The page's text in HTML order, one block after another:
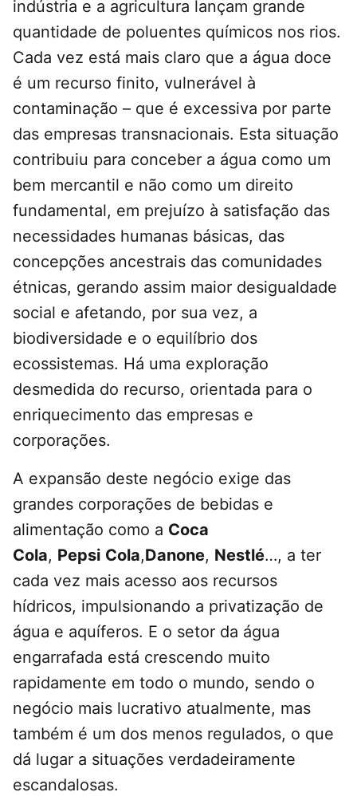
indústria e a agricultura lançam grande
quantidade de poluentes químicos nos rios.
Cada vez está mais claro que a água doce
é um recurso finito, vulnerável à
contaminação – que é excessiva por parte
das empresas transnacionais. Esta situação
contribuiu para conceber a água como um
bem mercantil e não como um direito
fundamental, em prejuízo à satisfação das
necessidades humanas básicas, das
concepções ancestrais das comunidades
étnicas, gerando assim maior desigualdade
social e afetando, por sua vez, a
biodiversidade e o equilíbrio dos
ecossistemas. Há uma exploração
desmedida do recurso, orientada para o
enriquecimento das empresas e
corporações.
A expansão deste negócio exige das
grandes corporações de bebidas e
alimentação como a Coca
Cola, Pepsi Cola,Danone, Nestlé…, a ter
cada vez mais acesso aos recursos
hídricos, impulsionando a privatização de
água e aquíferos. E o setor da água
engarrafada está crescendo muito
rapidamente em todo o mundo, sendo o
negócio mais lucrativo atualmente, mas
também é um dos menos regulados, o que
dá lugar a situações verdadeiramente
escandalosas.